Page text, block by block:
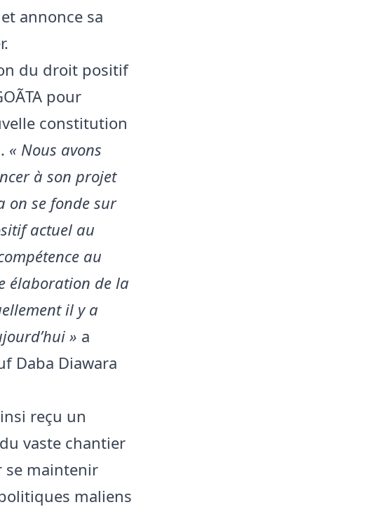
annonce sa
du droit positif
pour
constitution
« Nous avons
à son projet
on se fonde sur
actuel au
au
élaboration de la
il y a
» a
Daba Diawara
reçu un
vaste chantier
maintenir
maliens